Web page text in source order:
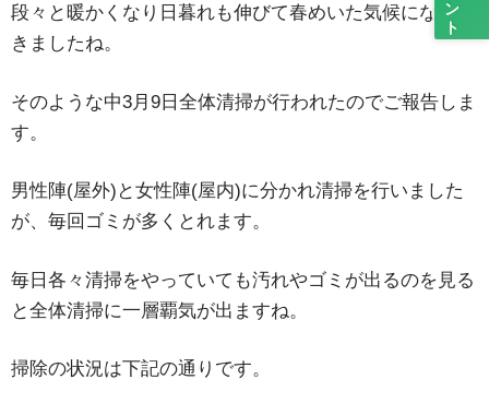
段々と暖かくなり日暮れも伸びて春めいた気候になって
きましたね。
そのような中3月9日全体清掃が行われたのでご報告しま
す。
男性陣(屋外)と女性陣(屋内)に分かれ清掃を行いました
が、毎回ゴミが多くとれます。
毎日各々清掃をやっていても汚れやゴミが出るのを見る
と全体清掃に一層覇気が出ますね。
掃除の状況は下記の通りです。